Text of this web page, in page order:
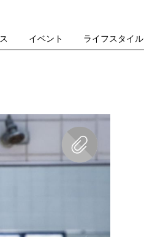
イベント ライフスタイル